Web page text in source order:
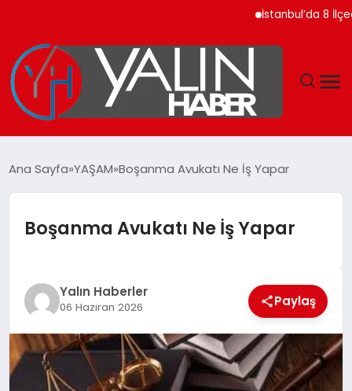
İstanbul’da 8 İlçede
SPOR
DÜNYA
YAŞAM
EĞİTİM
Ana Sayfa YAŞAM Boşanma Avukatı Ne İş Yapar
Boşanma Avukatı Ne İş Yapar
Yalın Haberler
06 Haziran 2026 Paylaş